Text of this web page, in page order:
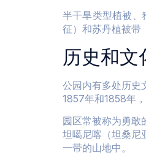
半干旱类型植被
征）和苏丹植被带
历史和文
公园内有多处历史
1857年和1858年
园区常被称为勇敢
坦噶尼喀（坦桑尼
一带的山地中。